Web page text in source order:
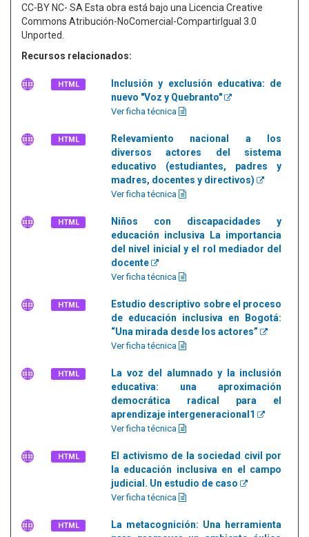
CC-BY NC- SA Esta obra está bajo una Licencia Creative
Commons Atribución-NoComercial-CompartirIgual 3.0
Unported.
Recursos relacionados:
HTML
Inclusión y exclusión educativa: de
nuevo "Voz y Quebranto"
Ver ficha técnica
HTML
Relevamiento nacional a los
diversos actores del sistema
educativo (estudiantes, padres y
madres, docentes y directivos)
Ver ficha técnica
HTML
Niños con discapacidades y
educación inclusiva La importancia
del nivel inicial y el rol mediador del
docente
Ver ficha técnica
HTML
Estudio descriptivo sobre el proceso
de educación inclusiva en Bogotá:
“Una mirada desde los actores”
Ver ficha técnica
HTML
La voz del alumnado y la inclusión
educativa: una aproximación
democrática radical para el
aprendizaje intergeneracional1
Ver ficha técnica
HTML
El activismo de la sociedad civil por
la educación inclusiva en el campo
judicial. Un estudio de caso
Ver ficha técnica
HTML
La metacognición: Una herramienta